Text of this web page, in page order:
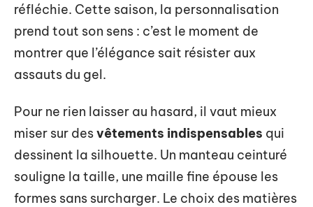
réfléchie. Cette saison, la personnalisation
prend tout son sens : c’est le moment de
montrer que l’élégance sait résister aux
assauts du gel.
Pour ne rien laisser au hasard, il vaut mieux
miser sur desvêtements indispensables qui
dessinent la silhouette. Un manteau ceinturé
souligne la taille, une maille fine épouse les
formes sans surcharger. Le choix des matières